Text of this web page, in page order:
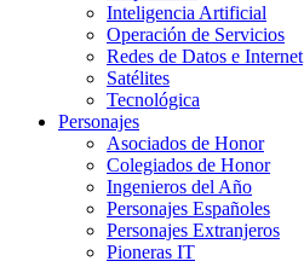
Inteligencia Artificial
Operación de Servicios
Redes de Datos e Internet
Satélites
Tecnológica
Personajes
Asociados de Honor
Colegiados de Honor
Ingenieros del Año
Personajes Españoles
Personajes Extranjeros
Pioneras IT